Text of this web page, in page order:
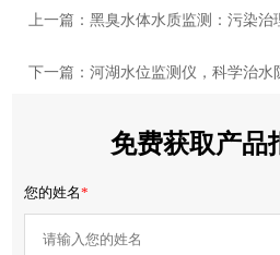
上一篇：黑臭水体水质监测：污染治
下一篇：河湖水位监测仪，科学治水
免费获取产品
您的姓名*